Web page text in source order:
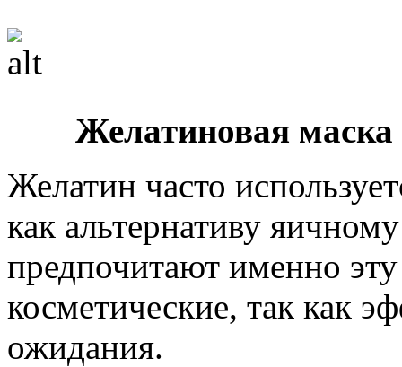
Желатиновая
Желатин часто
как альтернативу
предпочитают именно
косметические, так как
ожидания.